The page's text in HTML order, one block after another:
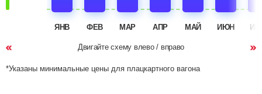
ЯНВ ФЕВ МАР АПР МАЙ ИЮН
Двигайте схему влево / вправо
*Указаны минимальные цены для плацкартного вагона